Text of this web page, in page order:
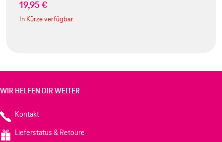
19,95 €
In Kürze verfügbar
WIR HELFEN DIR WEITER
Kontakt
Lieferstatus & Retoure